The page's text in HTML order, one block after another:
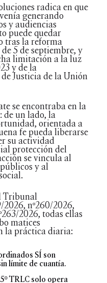
radica en que
generando
y audiencias
puede quedar
tras la reforma
5 de septiembre, y
limitación a la luz
y de la
Justicia de la Unión
se encontraba en la
de un lado, la
orientada a
fe pueda liberarse
su actividad
protección del
se vincula al
y al
Tribunal
2026, nº260/2026,
2026, todas ellas
matices
la práctica diaria:
SÍ son
límite de cuantía.
TRLC solo opera